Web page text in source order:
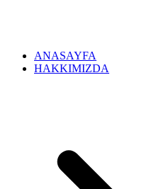
ANASAYFA
HAKKIMIZDA